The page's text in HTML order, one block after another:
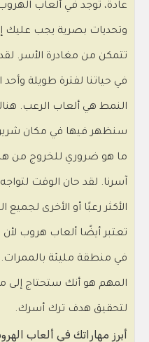
عادةً، توجد في ألعاب
وتحديات بصرية يجب عليك
تتمكن من مغادرة الأسر.
في حياتنا لفترة طويلة وأحد
النمط هي ألعاب الرعب.
سنظهر فيها في مكان شرير
ما هو ضروري للخروج من
آسرنا. لقد حان الوقت
الأكثر رعبًا أو الأخرى
تعتبر أيضًا ألعاب هروب
في منطقة مليئة
المهم هو أنك ستحتاج إلى
لتحقيق هدف ترك أسرك.
أبرز مهاراتك في ألعاب